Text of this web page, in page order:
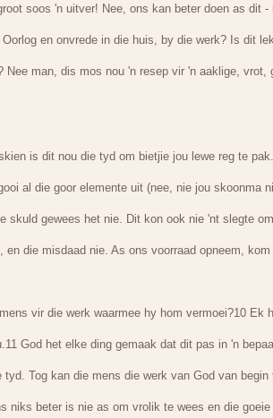
soos 'n uitver! Nee, ons kan beter doen as dit
en onvrede in die huis, by die werk? Is dit
Nee man, dis mos nou 'n resep vir 'n aaklige, vrot,
is dit nou die tyd om bietjie jou lewe reg te
al die goor elemente uit (nee, nie jou skoonma
skuld gewees het nie. Dit kon ook nie 'nt slegte
en die misdaad nie. As ons voorraad opneem,
vir die werk waarmee hy hom vermoei?10 Ek
God het elke ding gemaak dat dit pas in 'n
tyd. Tog kan die mens die werk van God van
niks beter is nie as om vrolik te wees en die